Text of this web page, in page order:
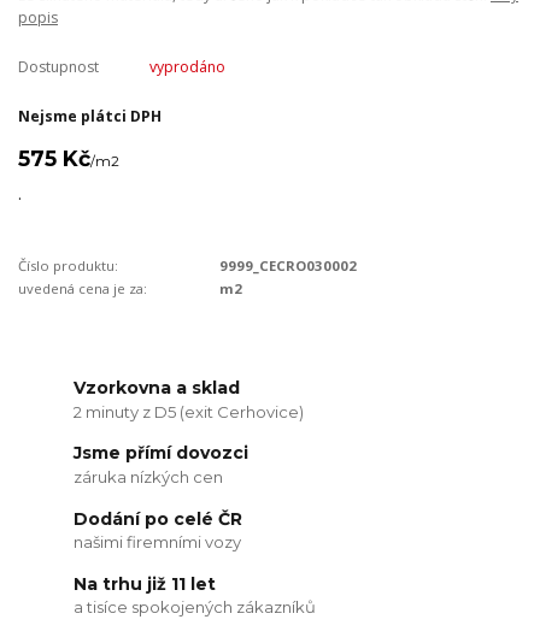
popis
Dostupnost vyprodáno
Nejsme plátci DPH
575 Kč/m2
.
Číslo produktu:
9999_CECRO030002
uvedená cena je za:
m2
Vzorkovna a sklad
2 minuty z D5 (exit Cerhovice)
Jsme přímí dovozci
záruka nízkých cen
Dodání po celé ČR
našimi firemními vozy
Na trhu již 11 let
a tisíce spokojených zákazníků